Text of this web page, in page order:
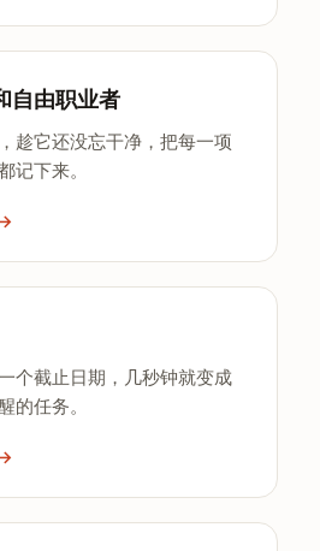
自由职业者
趁它还没忘干净，把每一项
记下来。
个截止日期，几秒钟就变成
的任务。